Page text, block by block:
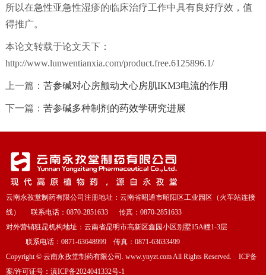
所以在急性亚急性湿疹的临床治疗工作中具有良好疗效，值
得推广。
本论文转载于论文天下：
http://www.lunwentianxia.com/product.free.6125896.1/
上一篇： 苦参碱对心房颤动犬心房肌IKM3电流的作用
下一篇： 苦参碱多种制剂的药效学研究进展
云南永孜堂制药有限公司注册地址：云南省昭通市昭阳区工业园区（火车站连接
线） 联系电话：0870-2851633 传真：0870-2851633
对外营销驻昆机构地址：云南省昆明市高新区鑫园小区别墅15A幢1-3层
联系电话：0871-63648999 传真：0871-63633499
Copyright © 云南永孜堂制药有限公司. www.ynyzt.com All Rights Reserved. ICP备
案/许可证号： 滇ICP备2024041332号-1